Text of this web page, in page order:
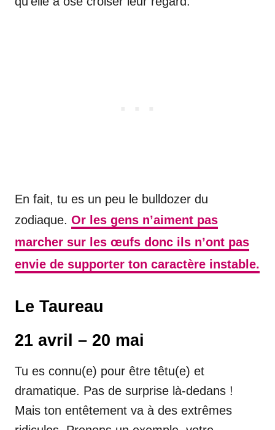
En fait, tu es un peu le bulldozer du
zodiaque. Or les gens n’aiment pas
marcher sur les œufs donc ils n’ont pas
envie de supporter ton caractère instable.
Le Taureau
21 avril – 20 mai
Tu es connu(e) pour être têtu(e) et
dramatique. Pas de surprise là-dedans !
Mais ton entêtement va à des extrêmes